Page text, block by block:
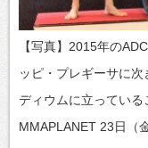
【写真】2015年の
ッピ・プレギーサに
ディウムに立ってい
MMAPLANET 23日（